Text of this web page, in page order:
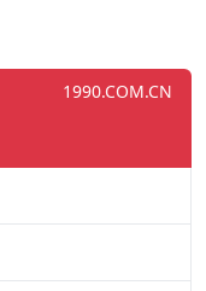
1990.COM.CN